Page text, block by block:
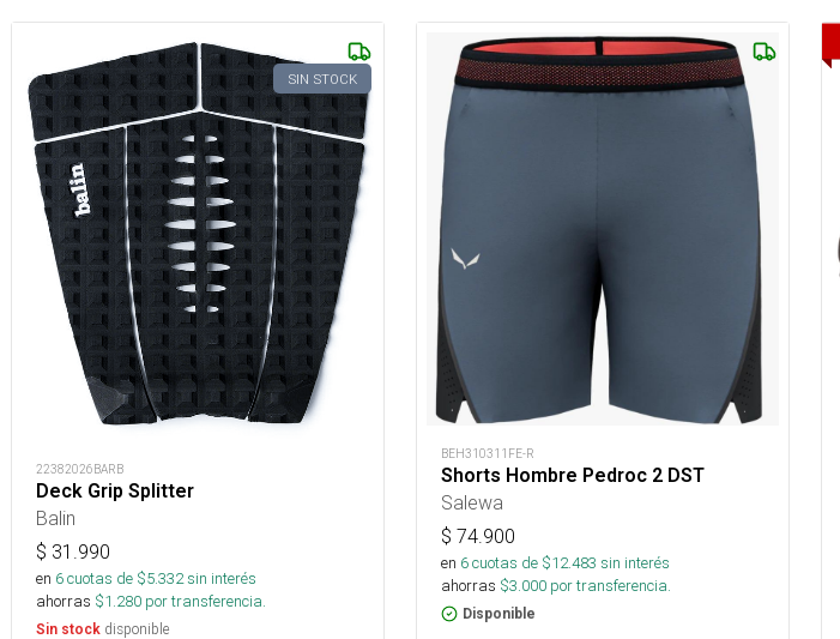
SIN STOCK
22382026BARB
Deck Grip Splitter
Balin
$ 31.990
en 6cuotas de $5.332sin interés
ahorras $1.280 por transferencia.
Sin stock disponible
BEH310311FE-R
Shorts Hombre Pedroc 2 DST
Salewa
$ 74.900
en 6cuotas de $12.483 sin interés
ahorras $3.000 por transferencia.
Disponible